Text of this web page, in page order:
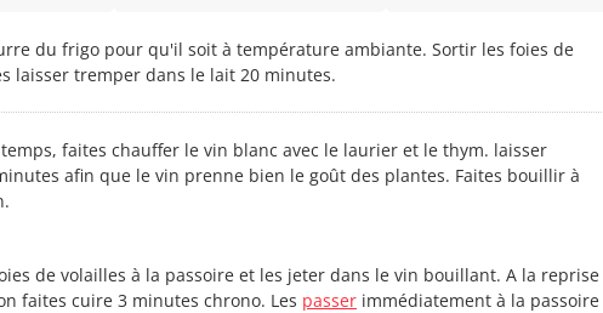
du frigo pour qu'il soit à température ambiante. Sortir les foies de
laisser tremper dans le lait 20 minutes.
faites chauffer le vin blanc avec le laurier et le thym. laisser
afin que le vin prenne bien le goût des plantes. Faites bouillir à
de volailles à la passoire et les jeter dans le vin bouillant. A la reprise
faites cuire 3 minutes chrono. Les passer immédiatement à la passoire